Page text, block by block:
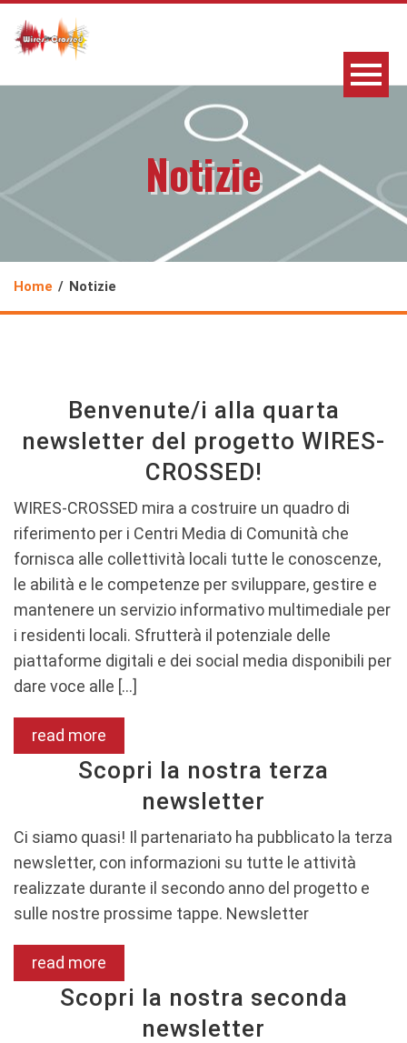
Notizie
Home Notizie
Benvenute/i alla quarta
newsletter del progetto WIRES-
CROSSED!
WIRES-CROSSED mira a costruire un quadro di
riferimento per i Centri Media di Comunità che
fornisca alle collettività locali tutte le conoscenze,
le abilità e le competenze per sviluppare, gestire e
mantenere un servizio informativo multimediale per
i residenti locali. Sfrutterà il potenziale delle
piattaforme digitali e dei social media disponibili per
dare voce alle […]
read more
Scopri la nostra terza
newsletter
Ci siamo quasi! Il partenariato ha pubblicato la terza
newsletter, con informazioni su tutte le attività
realizzate durante il secondo anno del progetto e
sulle nostre prossime tappe. Newsletter
read more
Scopri la nostra seconda
newsletter